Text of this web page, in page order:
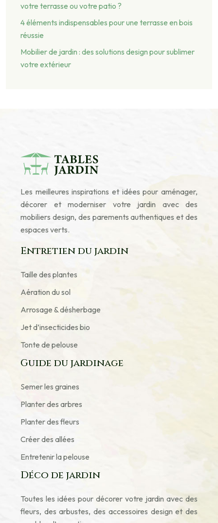
votre terrasse ou votre patio ?
4 éléments indispensables pour une terrasse en bois
réussie
Mobilier de jardin : des solutions design pour sublimer
votre extérieur
Les meilleures inspirations et idées pour aménager,
décorer et moderniser votre jardin avec des
mobiliers design, des parements authentiques et des
espaces verts.
Entretien du jardin
Taille des plantes
Aération du sol
Arrosage & désherbage
Jet d’insecticides bio
Tonte de pelouse
Guide du jardinage
Semer les graines
Planter des arbres
Planter des fleurs
Créer des allées
Entretenir la pelouse
Déco de jardin
Toutes les idées pour décorer votre jardin avec des
fleurs, des arbustes, des accessoires design et des